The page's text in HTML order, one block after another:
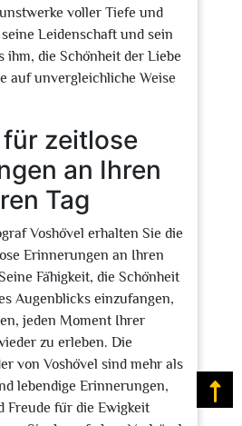
voller Tiefe und
Leidenschaft und sein
ihm, die Schönheit der Liebe
auf unvergleichliche Weise
zeitlose
an Ihren
Tag
Voshövel erhalten Sie die
Erinnerungen an Ihren
Fähigkeit, die Schönheit
Augenblicks einzufangen,
jeden Moment Ihrer
zu erleben. Die
von Voshövel sind mehr als
lebendige Erinnerungen,
Freude für die Ewigkeit